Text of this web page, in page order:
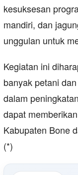
kesuksesan
mandiri, dan
unggulan untuk
Kegiatan ini
banyak petani
dalam
dapat
Kabupaten Bone
(*)